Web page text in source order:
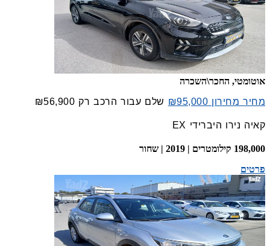
אוטומטי, החכר\השכרה
מחיר מחירון ₪95,000
שלם עבור הרכב רק ₪56,900
קאיה נירו היברידי EX
198,000 קילומטרים | 2019 | שחור
פרטים